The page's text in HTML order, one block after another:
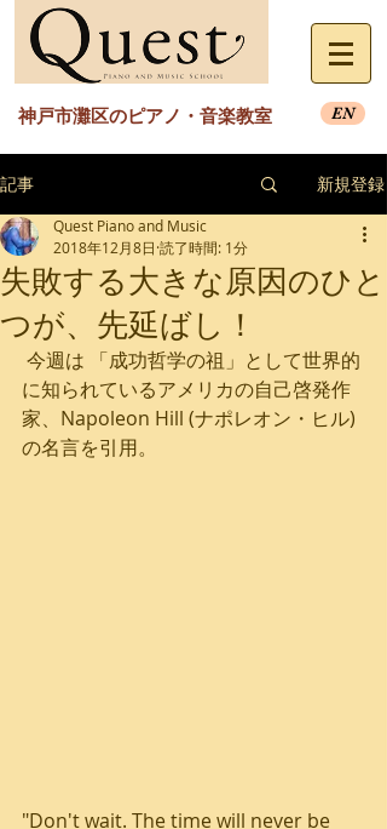
神戸市灘区のピアノ・音楽教室 EN
記事 新規登録
失敗する大きな原因のひと
つが、先延ばし！
Quest Piano and Music
2018年12月8日 読了時間: 1分
に知られているアメリカの自己啓発作
家、Napoleon Hill (ナポレオン・ヒル)
の名言を引用。
"Don't wait. The time will never be